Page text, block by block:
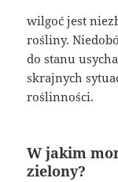
wilgoć jest
rośliny.
do stanu
skrajnych
roślinności.
W jakim
zielony?